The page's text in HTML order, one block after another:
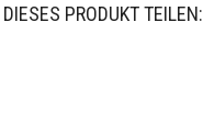
DIESES PRODUKT TEILEN: